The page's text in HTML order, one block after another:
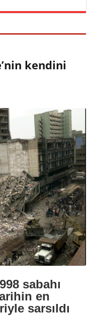
kendini
sabahı
en
sarsıldı